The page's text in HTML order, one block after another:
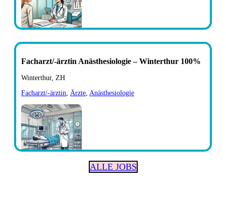
Facharzt/-ärztin Anästhesiologie – Winterthur 100%
Winterthur, ZH
Facharzt/-ärztin
Ärzte Anästhesiologie
ALLE JOBS